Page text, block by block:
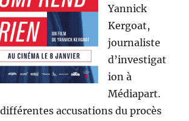
Yannick
Kergoat,
journaliste
d’investigat
ion à
Médiapart.
accusations du procès